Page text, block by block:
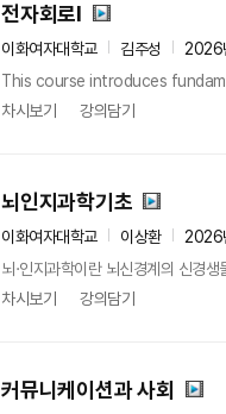
전자회로Ⅰ
이화여자대학교 김주성
2026
This course introduces
차시보기
강의담기
뇌인지과학기초
이화여자대학교 이상환
2026
뇌·인지과학이란 뇌신경계의 신경
차시보기
강의담기
커뮤니케이션과 사회